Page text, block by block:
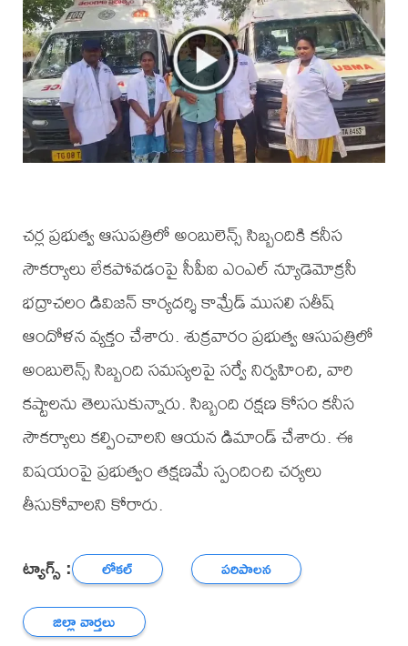
చర్ల ప్రభుత్వ ఆసుపత్రిలో అంబులెన్స్ సిబ్బందికి కనీస
సౌకర్యాలు లేకపోవడంపై సీపీఐ ఎంఎల్ న్యూడెమోక్రసీ
భద్రాచలం డివిజన్ కార్యదర్శి కామ్రేడ్ ముసలి సతీష్
ఆందోళన వ్యక్తం చేశారు. శుక్రవారం ప్రభుత్వ ఆసుపత్రిలో
అంబులెన్స్ సిబ్బంది సమస్యలపై సర్వే నిర్వహించి, వారి
కష్టాలను తెలుసుకున్నారు. సిబ్బంది రక్షణ కోసం కనీస
సౌకర్యాలు కల్పించాలని ఆయన డిమాండ్ చేశారు. ఈ
విషయంపై ప్రభుత్వం తక్షణమే స్పందించి చర్యలు
తీసుకోవాలని కోరారు.
ట్యాగ్స్ : లోకల్
పరిపాలన
జిల్లా వార్తలు